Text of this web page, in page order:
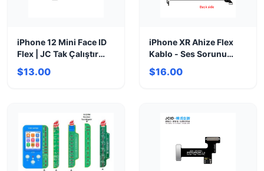
iPhone 12 Mini Face ID
Flex | JC Tak Çalıştır
Onarım Parçası
$13.00
iPhone XR Ahize Flex
Kablo - Ses Sorunu
Çözümü | JC Receiver
FPC
$16.00